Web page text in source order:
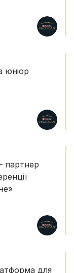
юніор
партнер
для